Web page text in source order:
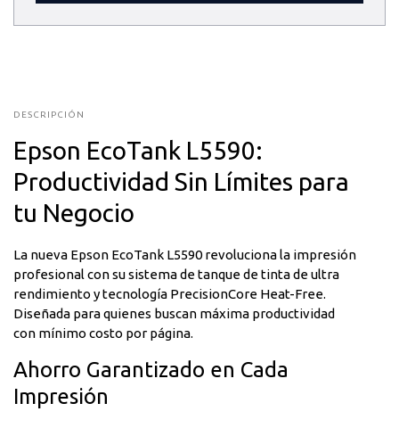
DESCRIPCIÓN
Epson EcoTank L5590:
Productividad Sin Límites para
tu Negocio
La nueva Epson EcoTank L5590 revoluciona la impresión
profesional con su sistema de tanque de tinta de ultra
rendimiento y tecnología PrecisionCore Heat-Free.
Diseñada para quienes buscan máxima productividad
con mínimo costo por página.
Ahorro Garantizado en Cada
Impresión